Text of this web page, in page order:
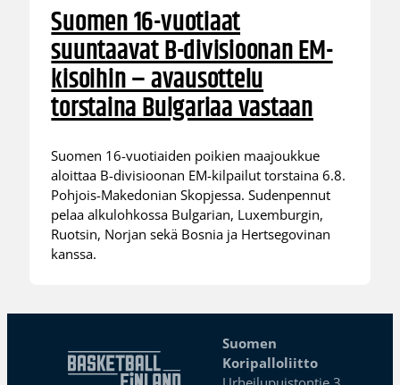
Suomen 16-vuotiaat
suuntaavat B-divisioonan EM-
kisoihin – avausottelu
torstaina Bulgariaa vastaan
Suomen 16-vuotiaiden poikien maajoukkue
aloittaa B-divisioonan EM-kilpailut torstaina 6.8.
Pohjois-Makedonian Skopjessa. Sudenpennut
pelaa alkulohkossa Bulgarian, Luxemburgin,
Ruotsin, Norjan sekä Bosnia ja Hertsegovinan
kanssa.
Suomen
Koripalloliitto